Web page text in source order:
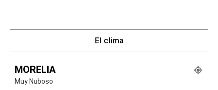
El clima
MORELIA
Muy Nuboso